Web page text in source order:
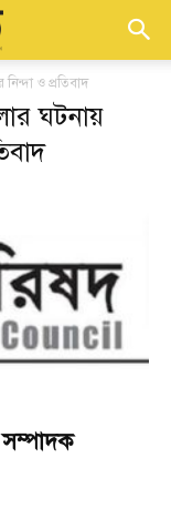
ও প্রতিবাদ
ঘটনায়